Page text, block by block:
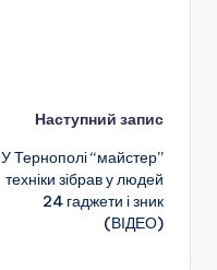
Наступний запис
У Тернополі “майстер”
техніки зібрав у людей
24 гаджети і зник
(ВІДЕО)